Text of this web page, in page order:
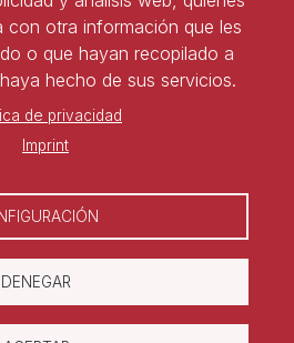
y benefíciate de todas
con otra información que les
o que hayan recopilado a
hecho de sus servicios.
de privacidad
Imprint
DENEGAR